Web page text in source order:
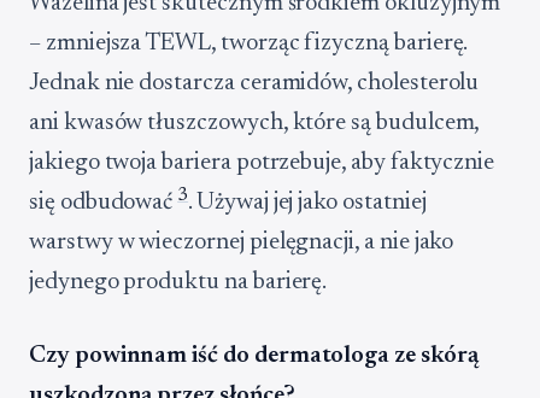
– zmniejsza TEWL, tworząc fizyczną barierę.
Jednak nie dostarcza ceramidów, cholesterolu
ani kwasów tłuszczowych, które są budulcem,
jakiego twoja bariera potrzebuje, aby faktycznie
się odbudować3. Używaj jej jako ostatniej
warstwy w wieczornej pielęgnacji, a nie jako
jedynego produktu na barierę.
Czy powinnam iść do dermatologa ze skórą